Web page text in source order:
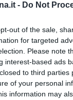
- Do Not
out of the sale,
for targeted
Please note
interest-based ads
to third
of your personal
information may
dalle Olimpiadi
ne sanno
fidare?